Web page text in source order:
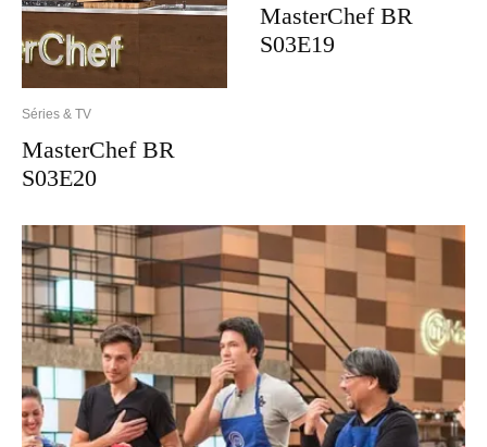
Séries & TV
MasterChef BR
S03E20
MasterChef BR
S03E19